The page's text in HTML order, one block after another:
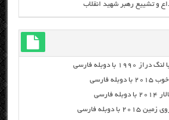
با دوبله فارسی
فارسی
دوبله فارسی